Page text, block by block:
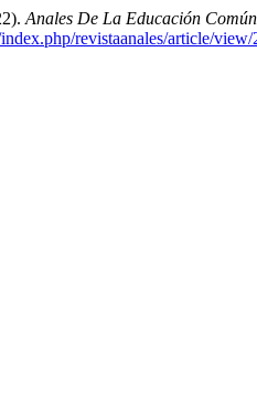
Anales De La Educación Común
revistaanales/article/view/